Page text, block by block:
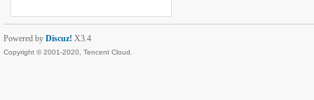
Powered by Discuz! X3.4
Copyright © 2001-2020, Tencent Cloud.